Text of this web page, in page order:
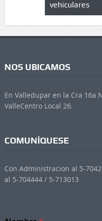
vehiculares
NOS UBICAMOS
En Valledupar en la Cra 16a
ValleCentro Local 26.
COMUNÍQUESE
Con Administracion al 5-
al 5-704444 / 5-713013